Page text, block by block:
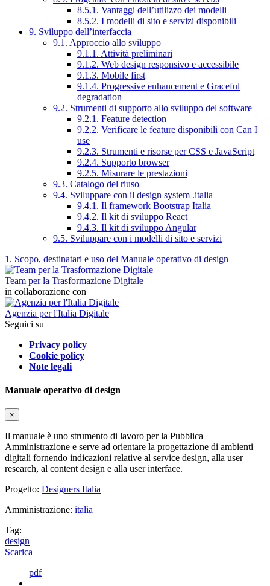
8.5.1. Vantaggi dell’utilizzo dei modelli
8.5.2. I modelli di sito e servizi disponibili
9. Sviluppo dell’interfaccia
9.1. Approccio allo sviluppo
9.1.1. Attività preliminari
9.1.2. Web design responsivo e accessibile
9.1.3. Mobile first
9.1.4. Progressive enhancement e Graceful
degradation
9.2. Strumenti di supporto allo sviluppo del software
9.2.1. Feature detection
9.2.2. Verificare le feature disponibili con Can I
use
9.2.3. Strumenti e risorse per CSS e JavaScript
9.2.4. Supporto browser
9.2.5. Misurare le prestazioni
9.3. Catalogo del riuso
9.4. Sviluppare con il design system .italia
9.4.1. Il framework Bootstrap Italia
9.4.2. Il kit di sviluppo React
9.4.3. Il kit di sviluppo Angular
9.5. Sviluppare con i modelli di sito e servizi
1. Scopo, destinatari e uso del Manuale operativo di design
Team per la Trasformazione Digitale
in collaborazione con
Agenzia per l'Italia Digitale
Seguici su
Privacy policy
Cookie policy
Note legali
Manuale operativo di design
×
Il manuale è uno strumento di lavoro per la Pubblica
Amministrazione e serve ad orientare la progettazione di ambienti
digitali fornendo indicazioni relative al service design, alla user
research, al content design e alla user interface.
Progetto: Designers Italia
Amministrazione: italia
Tag:
design
Scarica
pdf